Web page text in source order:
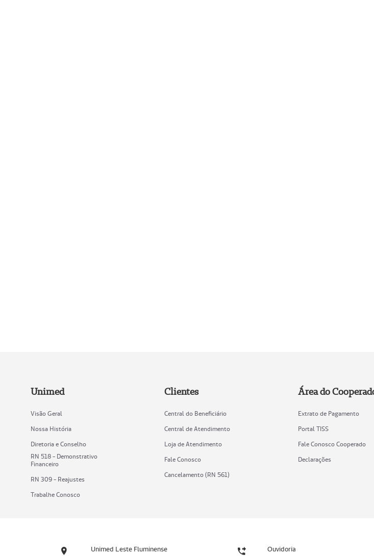
Unimed
Visão Geral
Nossa História
Diretoria e Conselho
RN 518 - Demonstrativo
Financeiro
RN 309 - Reajustes
Trabalhe Conosco
Clientes
Central do Beneficiário
Central de Atendimento
Loja de Atendimento
Fale Conosco
Cancelamento (RN 561)
Área do
Extrato de Pagamento
Portal TISS
Fale Conosco Cooperado
Declarações
Unimed Leste Fluminense Ouvidoria